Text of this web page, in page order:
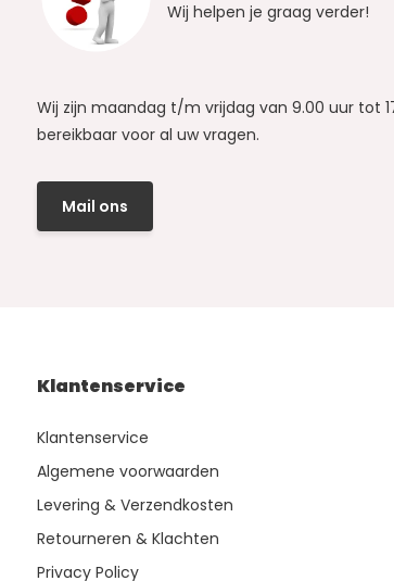
Wij helpen je graag verder!
Wij zijn maandag t/m vrijdag van 9.00 uur tot
bereikbaar voor al uw vragen.
Mail ons
Klantenservice
Klantenservice
Algemene voorwaarden
Levering & Verzendkosten
Retourneren & Klachten
Privacy Policy